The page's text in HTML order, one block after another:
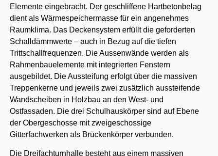
Elemente eingebracht. Der geschliffene Hartbetonbelag
dient als Wärmespeichermasse für ein angenehmes
Raumklima. Das Deckensystem erfüllt die geforderten
Schalldämmwerte – auch in Bezug auf die tiefen
Trittschallfrequenzen. Die Aussenwände werden als
Rahmenbauelemente mit integrierten Fenstern
ausgebildet. Die Aussteifung erfolgt über die massiven
Treppenkerne und jeweils zwei zusätzlich aussteifende
Wandscheiben in Holzbau an den West- und
Ostfassaden. Die drei Schulhauskörper sind auf Ebene
der Obergeschosse mit zweigeschossige
Gitterfachwerken als Brückenkörper verbunden.
Die Dreifachturnhalle besteht aus einem massiven